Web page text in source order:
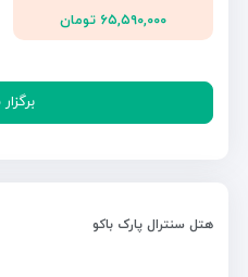
۶۵,۵۹۰,۰۰۰ تومان
هتل سنترال پارک باکو